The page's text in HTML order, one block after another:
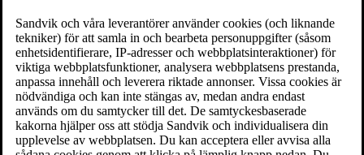
Sandvik och våra leverantörer använder cookies (och liknande
tekniker) för att samla in och bearbeta personuppgifter (såsom
enhetsidentifierare, IP-adresser och webbplatsinteraktioner) för
viktiga webbplatsfunktioner, analysera webbplatsens prestanda,
anpassa innehåll och leverera riktade annonser. Vissa cookies är
nödvändiga och kan inte stängas av, medan andra endast
används om du samtycker till det. De samtyckesbaserade
kakorna hjälper oss att stödja Sandvik och individualisera din
upplevelse av webbplatsen. Du kan acceptera eller avvisa alla